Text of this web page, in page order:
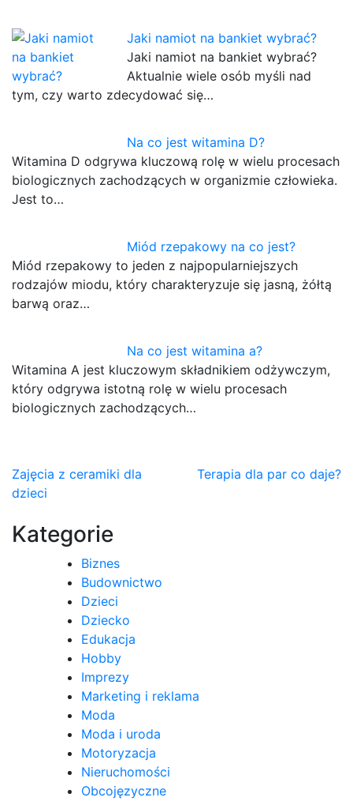
Jaki namiot na bankiet wybrać?
Jaki namiot na bankiet wybrać?
Aktualnie wiele osób myśli nad
tym, czy warto zdecydować się…
Na co jest witamina D?
Witamina D odgrywa kluczową rolę w wielu procesach
biologicznych zachodzących w organizmie człowieka.
Jest to…
Miód rzepakowy na co jest?
Miód rzepakowy to jeden z najpopularniejszych
rodzajów miodu, który charakteryzuje się jasną, żółtą
barwą oraz…
Na co jest witamina a?
Witamina A jest kluczowym składnikiem odżywczym,
który odgrywa istotną rolę w wielu procesach
biologicznych zachodzących…
Nawigacja
wpisu
Zajęcia z ceramiki dla
dzieci
Terapia dla par co daje?
Kategorie
Biznes
Budownictwo
Dzieci
Dziecko
Edukacja
Hobby
Imprezy
Marketing i reklama
Moda
Moda i uroda
Motoryzacja
Nieruchomości
Obcojęzyczne